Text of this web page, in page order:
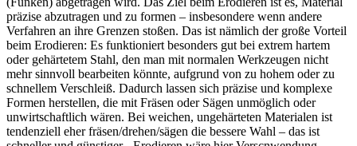
präzise abzutragen und zu formen – insbesondere wenn andere
Verfahren an ihre Grenzen stoßen. Das ist nämlich der große Vorteil
beim Erodieren: Es funktioniert besonders gut bei extrem hartem
oder gehärtetem Stahl, den man mit normalen Werkzeugen nicht
mehr sinnvoll bearbeiten könnte, aufgrund von zu hohem oder zu
schnellem Verschleiß. Dadurch lassen sich präzise und komplexe
Formen herstellen, die mit Fräsen oder Sägen unmöglich oder
unwirtschaftlich wären. Bei weichen, ungehärteten Materialen ist
tendenziell eher fräsen/drehen/sägen die bessere Wahl – das ist